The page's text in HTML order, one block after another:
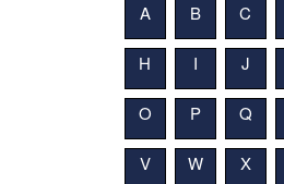
A B C
H I J
O P Q
V W X